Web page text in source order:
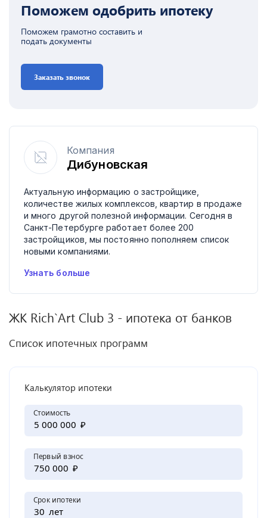
Поможем одобрить ипотеку
Поможем грамотно составить и
подать документы
Заказать звонок
Компания
Дибуновская
Актуальную информацию о застройщике,
количестве жилых комплексов, квартир в продаже
и много другой полезной информации. Сегодня в
Санкт-Петербурге работает более 200
застройщиков, мы постоянно пополняем список
новыми компаниями.
Узнать больше
ЖК Rich`Art Club 3 - ипотека от банков
Список ипотечных программ
Калькулятор ипотеки
Стоимость
₽
Первый взнос
₽
Срок ипотеки
лет